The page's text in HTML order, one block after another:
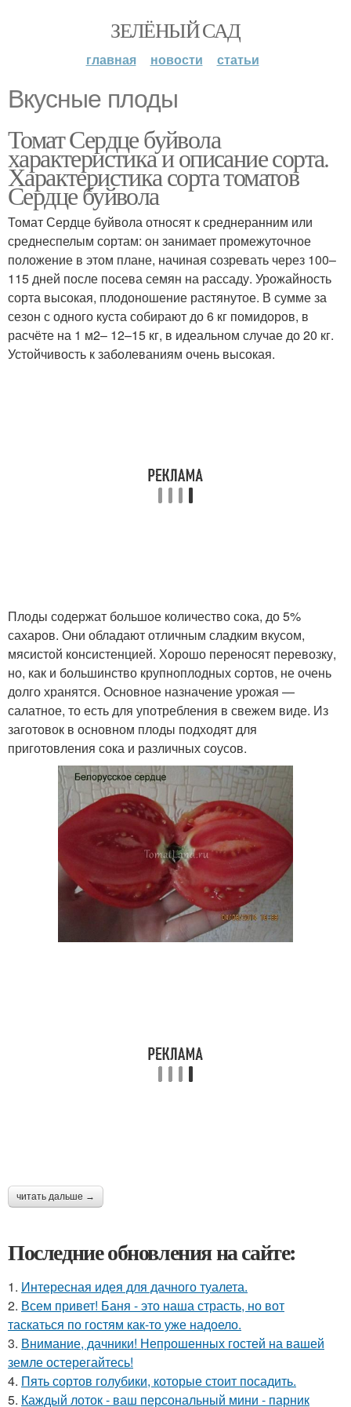
ЗЕЛЁНЫЙ САД
главная новости статьи
Вкусные плоды
Томат Сердце буйвола
характеристика и описание сорта.
Характеристика сорта томатов
Сердце буйвола
Томат Сердце буйвола относят к среднеранним или
среднеспелым сортам: он занимает промежуточное
положение в этом плане, начиная созревать через 100–
115 дней после посева семян на рассаду. Урожайность
сорта высокая, плодоношение растянутое. В сумме за
сезон с одного куста собирают до 6 кг помидоров, в
расчёте на 1 м2– 12–15 кг, в идеальном случае до 20 кг.
Устойчивость к заболеваниям очень высокая.
Плоды содержат большое количество сока, до 5%
сахаров. Они обладают отличным сладким вкусом,
мясистой консистенцией. Хорошо переносят перевозку,
но, как и большинство крупноплодных сортов, не очень
долго хранятся. Основное назначение урожая —
салатное, то есть для употребления в свежем виде. Из
заготовок в основном плоды подходят для
приготовления сока и различных соусов.
читать дальше →
Последние обновления на сайте:
1. Интересная идея для дачного туалета.
2. Всем привет! Баня - это наша страсть, но вот
таскаться по гостям как-то уже надоело.
3. Внимание, дачники! Непрошенных гостей на вашей
земле остерегайтесь!
4. Пять сортов голубики, которые стоит посадить.
5. Каждый лоток - ваш персональный мини - парник